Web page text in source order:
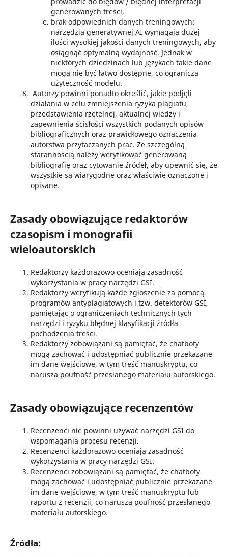
generowanych treści,
brak odpowiednich danych treningowych:
narzędzia generatywnej AI wymagają dużej
ilości wysokiej jakości danych treningowych, aby
osiągnąć optymalną wydajność. Jednak w
niektórych dziedzinach lub językach takie dane
mogą nie być łatwo dostępne, co ogranicza
użyteczność modelu.
Autorzy powinni ponadto określić, jakie podjęli
działania w celu zmniejszenia ryzyka plagiatu,
przedstawienia rzetelnej, aktualnej wiedzy i
zapewnienia ścisłości wszystkich podanych opisów
bibliograficznych oraz prawidłowego oznaczenia
autorstwa przytaczanych prac. Ze szczególną
starannością należy weryfikować generowaną
bibliografię oraz cytowanie źródeł, aby upewnić się, że
wszystkie są wiarygodne oraz właściwie oznaczone i
opisane.
Zasady obowiązujące redaktorów
czasopism i monografii
wieloautorskich
Redaktorzy każdorazowo oceniają zasadność
wykorzystania w pracy narzędzi GSI.
Redaktorzy weryfikują każde zgłoszenie za pomocą
programów antyplagiatowych i tzw. detektorów GSI,
pamiętając o ograniczeniach technicznych tych
narzędzi i ryzyku błędnej klasyfikacji źródła
pochodzenia treści.
Redaktorzy zobowiązani są pamiętać, że chatboty
mogą zachować i udostępniać publicznie przekazane
im dane wejściowe, w tym treść manuskryptu, co
narusza poufność przesłanego materiału autorskiego.
Zasady obowiązujące recenzentów
Recenzenci nie powinni używać narzędzi GSI do
wspomagania procesu recenzji.
Recenzenci każdorazowo oceniają zasadność
wykorzystania w pracy narzędzi GSI.
Recenzenci zobowiązani są pamiętać, że chatboty
mogą zachować i udostępniać publicznie przekazane
im dane wejściowe, w tym treść manuskryptu lub
raportu z recenzji, co narusza poufność przesłanego
materiału autorskiego.
Źródła: